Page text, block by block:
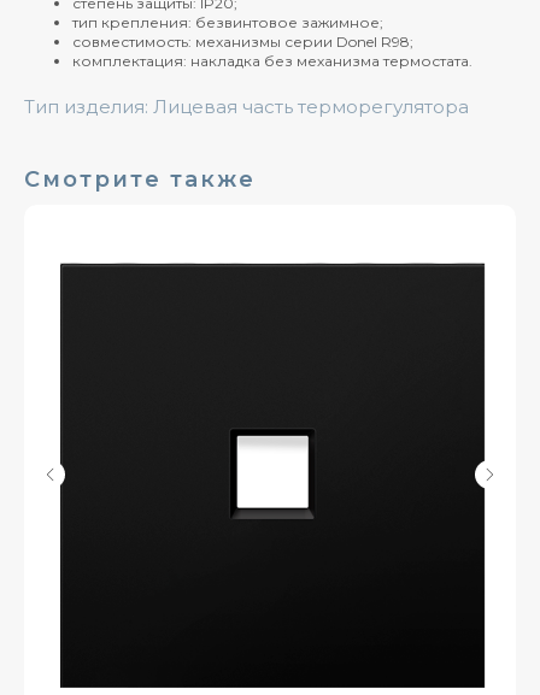
тип крепления: безвинтовое зажимное;
совместимость: механизмы серии Donel R98;
комплектация: накладка без механизма термостата.
Тип изделия: Лицевая часть терморегулятора
Смотрите также